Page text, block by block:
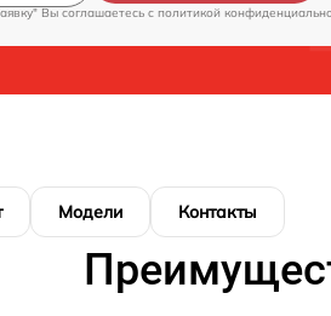
Вы соглашаетесь c политикой
Модели Контакты